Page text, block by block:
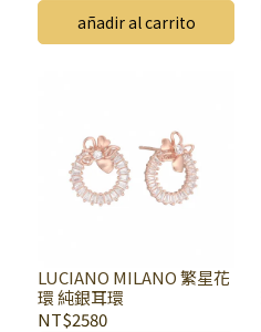
añadir al carrito
LUCIANO MILANO 繁星花
環 純銀耳環
NT$2580